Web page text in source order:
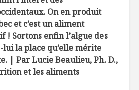
On en produit
et c’est un aliment
Sortons enfin l’algue des
lui la place qu’elle mérite
| Par Lucie Beaulieu, Ph. D.,
et les aliments
guide de la